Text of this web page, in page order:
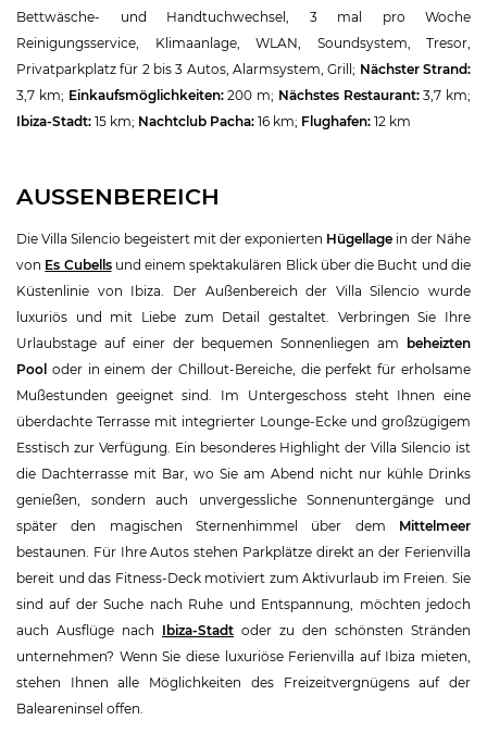
Bettwäsche- und Handtuchwechsel, 3 mal pro Woche
Reinigungsservice, Klimaanlage, WLAN, Soundsystem, Tresor,
Privatparkplatz für 2 bis 3 Autos, Alarmsystem, Grill; Nächster Strand:
3,7 km; Einkaufsmöglichkeiten:200 m; Nächstes Restaurant:3,7 km;
Ibiza-Stadt: 15 km; Nachtclub Pacha: 16 km; Flughafen: 12 km
AUSSENBEREICH
Die Villa Silencio begeistert mit der exponierten Hügellage in der Nähe
von Es Cubellsund einem spektakulären Blick über die Bucht und die
Küstenlinie von Ibiza. Der Außenbereich der Villa Silencio wurde
luxuriös und mit Liebe zum Detail gestaltet. Verbringen Sie Ihre
Urlaubstage auf einer der bequemen Sonnenliegen am beheizten
Pool oder in einem der Chillout-Bereiche, die perfekt für erholsame
Mußestunden geeignet sind. Im Untergeschoss steht Ihnen eine
überdachte Terrasse mit integrierter Lounge-Ecke und großzügigem
Esstisch zur Verfügung. Ein besonderes Highlight der Villa Silencio ist
die Dachterrasse mit Bar, wo Sie am Abend nicht nur kühle Drinks
genießen, sondern auch unvergessliche Sonnenuntergänge und
später den magischen Sternenhimmel über dem Mittelmeer
bestaunen. Für Ihre Autos stehen Parkplätze direkt an der Ferienvilla
bereit und das Fitness-Deck motiviert zum Aktivurlaub im Freien. Sie
sind auf der Suche nach Ruhe und Entspannung, möchten jedoch
auch Ausflüge nach Ibiza-Stadt oder zu den schönsten Stränden
unternehmen? Wenn Sie diese luxuriöse Ferienvilla auf Ibiza mieten,
stehen Ihnen alle Möglichkeiten des Freizeitvergnügens auf der
Baleareninsel offen.